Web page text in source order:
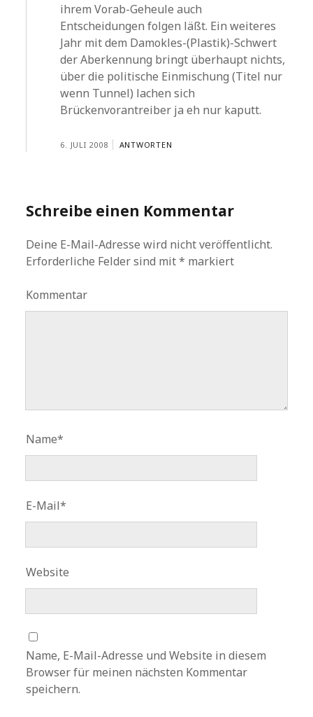
ihrem Vorab-Geheule auch
Entscheidungen folgen läßt. Ein weiteres
Jahr mit dem Damokles-(Plastik)-Schwert
der Aberkennung bringt überhaupt nichts,
über die politische Einmischung (Titel nur
wenn Tunnel) lachen sich
Brückenvorantreiber ja eh nur kaputt.
6. JULI 2008 ANTWORTEN
Schreibe einen Kommentar
Deine E-Mail-Adresse wird nicht veröffentlicht.
Erforderliche Felder sind mit* markiert
Kommentar
Name*
E-Mail*
Website
Name, E-Mail-Adresse und Website in diesem
Browser für meinen nächsten Kommentar
speichern.